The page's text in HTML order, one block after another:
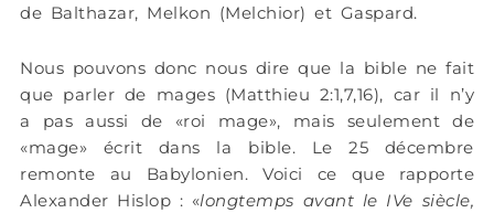
de Balthazar, Melkon (Melchior) et Gaspard.
Nous pouvons donc nous dire que la bible ne fait
que parler de mages (Matthieu 2:1,7,16), car il n’y
a pas aussi de «roi mage», mais seulement de
«mage» écrit dans la bible. Le 25 décembre
remonte au Babylonien. Voici ce que rapporte
Alexander Hislop : «longtemps avant le IVe siècle,